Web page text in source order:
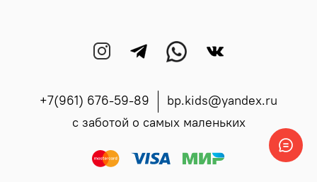
+7(961) 676-59-89
bp.kids@yandex.ru
с заботой о самых маленьких